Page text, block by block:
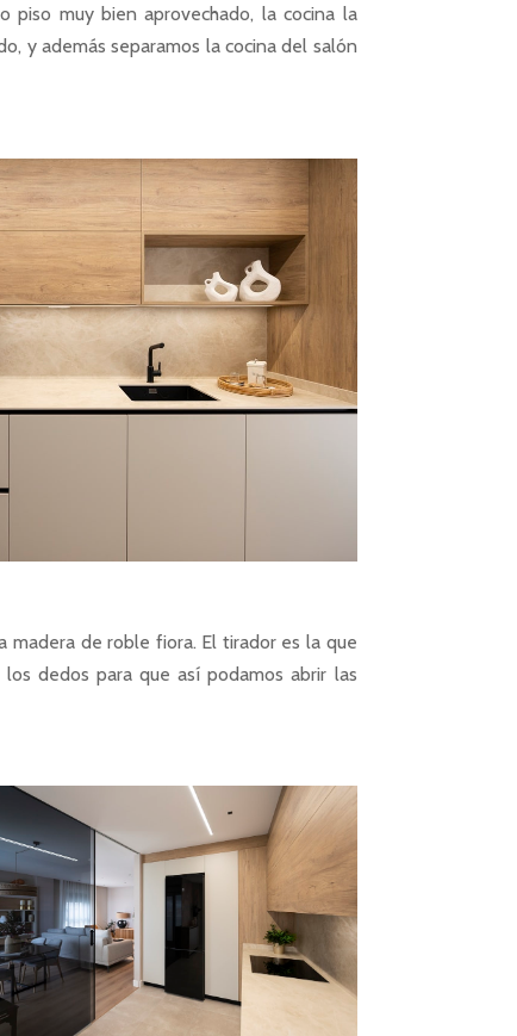
muy bien aprovechado, la cocina la
y además separamos la cocina del salón
madera de roble fiora. El tirador es la que
dedos para que así podamos abrir las